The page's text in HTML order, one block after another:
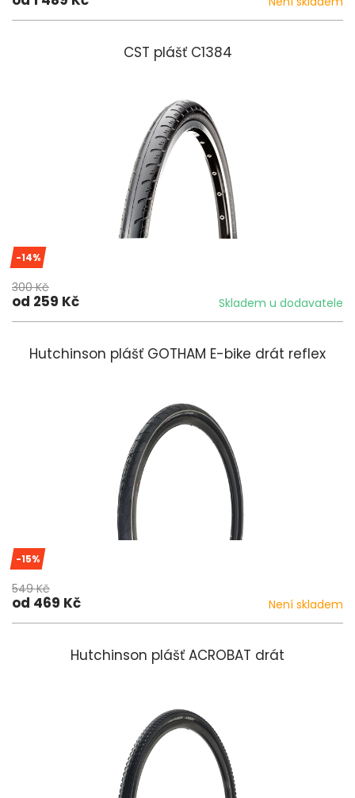
CST plášť C1384
-14%
300 Kč
od 259 Kč Skladem u dodavatele
Hutchinson plášť GOTHAM E-bike drát reflex
-15%
549 Kč
od 469 Kč Není skladem
Hutchinson plášť ACROBAT drát